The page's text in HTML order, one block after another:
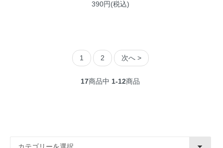
390円(税込)
1 2 次へ >
17商品中 1-12商品